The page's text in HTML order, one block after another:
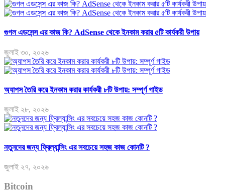
গুগল এডসেন্স এর কাজ কি? AdSense থেকে ইনকাম করার ৫টি কার্যকরী উপায়
জুলাই ৩০, ২০২৬
অ্যাপস তৈরি করে ইনকাম করার কার্যকরী ৮টি উপায়: সম্পূর্ণ গাইড
জুলাই ২৮, ২০২৬
নতুনদের জন্য ফ্রিল্যান্সিং এর সবচেয়ে সহজ কাজ কোনটি ?
জুলাই ২৭, ২০২৬
Bitcoin